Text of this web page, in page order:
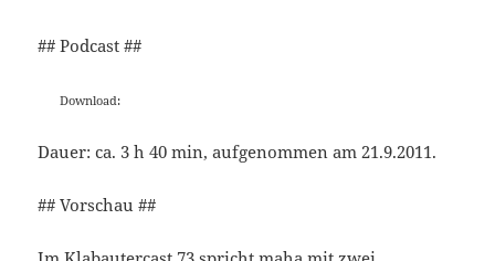
## Podcast ##
Download:
Dauer: ca. 3 h 40 min, aufgenommen am 21.9.2011.
## Vorschau ##